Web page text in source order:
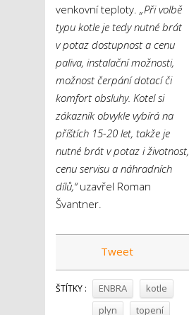
venkovní teploty. „Při volbě
typu kotle je tedy nutné brát
v potaz dostupnost a cenu
paliva, instalační možnosti,
možnost čerpání dotací či
komfort obsluhy. Kotel si
zákazník obvykle vybírá na
příštích 15-20 let, takže je
nutné brát v potaz i životnost,
cenu servisu a náhradních
dílů,“uzavřel Roman
Švantner.
Tweet
ŠTÍTKY : ENBRA
kotle
plyn
topení